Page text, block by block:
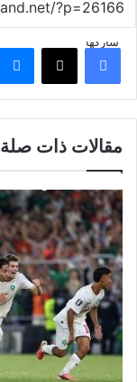
شاركهافيسبوك ‫X
مقالات ذات صلة